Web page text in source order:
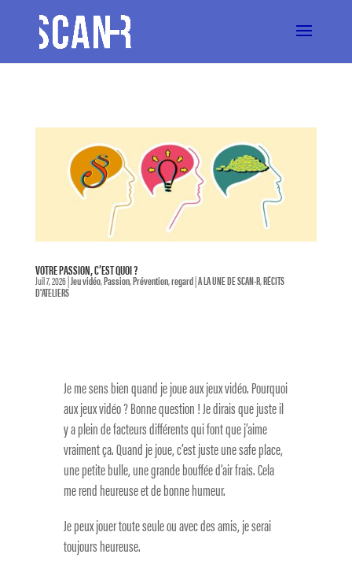
VOTRE PASSION, C’EST QUOI ?
Juil 7, 2026|Jeu vidéo,Passion,Prévention,regard|A LA UNE DE SCAN-R,RÉCITS
D'ATELIERS
Je me sens bien quand je joue aux jeux vidéo. Pourquoi
aux jeux vidéo ? Bonne question ! Je dirais que juste il
y a plein de facteurs différents qui font que j’aime
vraiment ça. Quand je joue, c’est juste une safe place,
une petite bulle, une grande bouffée d’air frais. Cela
me rend heureuse et de bonne humeur.
Je peux jouer toute seule ou avec des amis, je serai
toujours heureuse.